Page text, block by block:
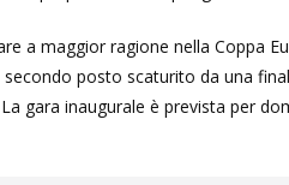
a maggior ragione nella Coppa
secondo posto scaturito da una
gara inaugurale è prevista per